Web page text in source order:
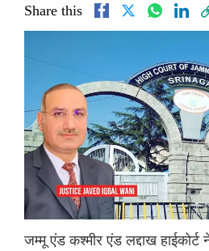
Share this
जम्मू एंड कश्मीर एंड लद्दाख हाईकोर्ट